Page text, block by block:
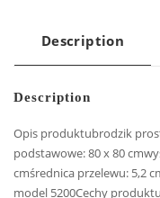
Description
Description
Opis produktubrodzik
podstawowe: 80 x 80
cmśrednica przelewu: 5,2
model 5200Cechy